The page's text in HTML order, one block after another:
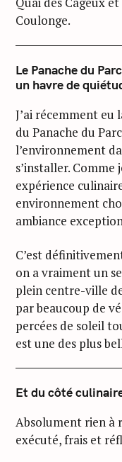
Coulonge.
Le Panache du
un havre de
J’ai récemment eu
du Panache du
l’environnement
s’installer.
expérience
environnement
ambiance
C’est
on a vraiment un
plein centre-ville
par beaucoup de
percées de soleil
est une des plus
Et du côté
Absolument rien à
exécuté, frais et